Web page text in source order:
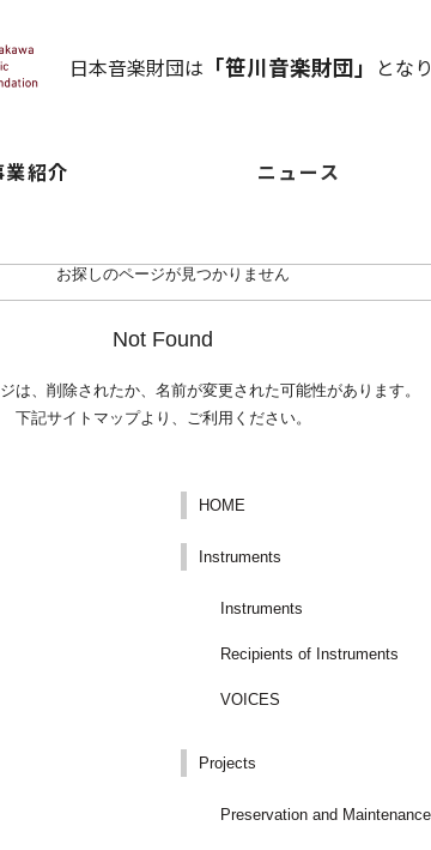
日本音楽財団は 「笹川音楽財団」 とな
業紹介 ニュース
Not Found
は、削除されたか、名前が変更された可能性があります。
下記サイトマップより、ご利用ください。
HOME
Instruments
Instruments
Recipients of Instruments
VOICES
Projects
Preservation and